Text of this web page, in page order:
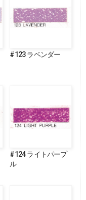
#123 ラベンダー
#124 ライトパープ
ル